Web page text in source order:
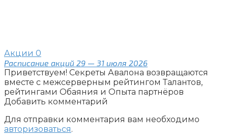
Акции 0
Расписание акций 29 — 31 июля 2026
Приветствуем! Секреты Авалона возвращаются
вместе с межсерверным рейтингом Талантов,
рейтингами Обаяния и Опыта партнёров
Добавить комментарий
Для отправки комментария вам необходимо
авторизоваться.